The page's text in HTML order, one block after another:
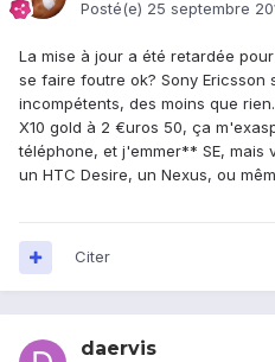
Posté(e) 25 septembre
La mise à jour a été retardée
se faire foutre ok? Sony Ericsson
incompétents, des moins que
X10 gold à 2 €uros 50, ça
téléphone, et j'emmer** SE, mais
un HTC Desire, un Nexus, ou
Citer
daervis